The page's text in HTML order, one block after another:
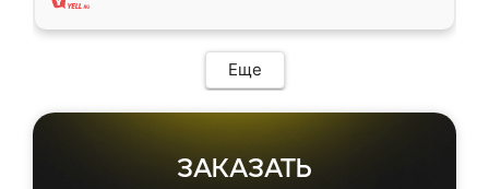
Еще
ЗАКАЗАТЬ